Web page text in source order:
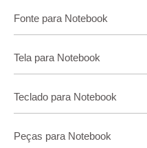
Fonte para Notebook
Tela para Notebook
Teclado para Notebook
Peças para Notebook